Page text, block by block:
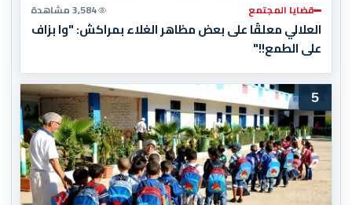
قضايا المجتمع 3,584 مشاهدة
العلالي معلقًا على بعض مظاهر الغلاء بمراكش: "وا بزاف
على الطمع!!"
5